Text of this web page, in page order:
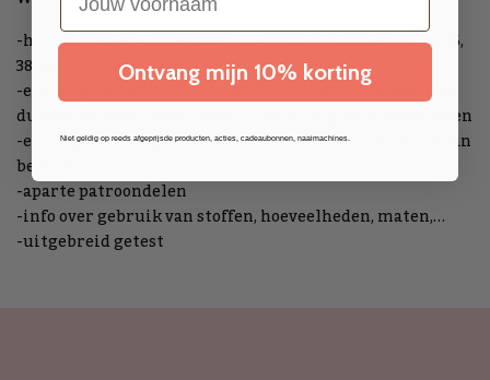
-het patroon op 1 gevouwen A0 pagina in maten 32, 34, 36,
38, 40, 42, 44, 46, 48 en 50.
-een uitgebreid, in kleur afgedrukt instructieboek met
duidelijke stap – voor – stap uitleg en digitale tekeningen
-een stijlvolle map waarin je je patroon en instructies kan
bewaren
-aparte patroondelen
-info over gebruik van stoffen, hoeveelheden, maten,…
-uitgebreid getest
Ontvang mijn 10% korting
Niet geldig op reeds afgeprijsde producten, acties, cadeaubonnen, naaimachines.